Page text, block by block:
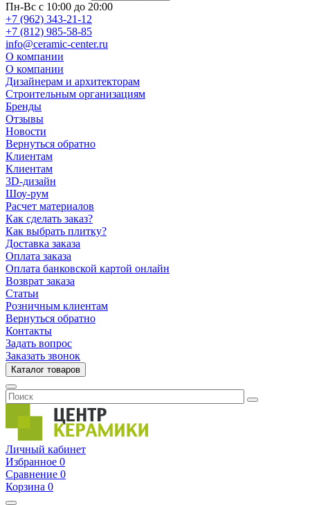
Пн-Вс с 10:00 до 20:00
+7 (962) 343-21-12
+7 (812) 985-58-85
info@ceramic-center.ru
О компании
О компании
Дизайнерам и архитекторам
Строительным организациям
Бренды
Отзывы
Новости
Вернуться обратно
Клиентам
Клиентам
3D-дизайн
Шоу-рум
Расчет материалов
Как сделать заказ?
Как выбрать плитку?
Доставка заказа
Оплата заказа
Оплата банковской картой онлайн
Возврат заказа
Статьи
Розничным клиентам
Вернуться обратно
Контакты
Задать вопрос
Заказать звонок
Каталог товаров
Личный кабинет
Избранное 0
Сравнение 0
Корзина 0